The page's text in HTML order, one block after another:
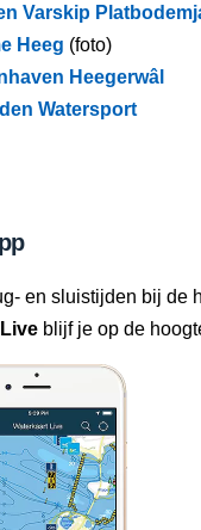
Varskip
Heeg (foto)
Heegerwâl
Watersport
en sluistijden bij de
blijf je op de